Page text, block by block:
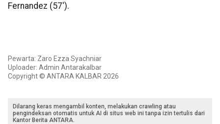
Fernandez (57').
Pewarta: Zaro Ezza Syachniar
Uploader: Admin Antarakalbar
Copyright © ANTARA KALBAR 2026
Dilarang keras mengambil konten, melakukan crawling atau
pengindeksan otomatis untuk AI di situs web ini tanpa izin tertulis dari
Kantor Berita ANTARA.